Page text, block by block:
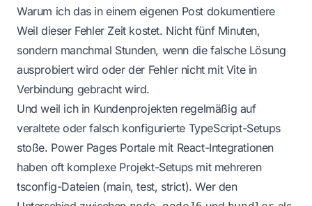
Warum ich das in einem eigenen Post dokumentiere
Weil dieser Fehler Zeit kostet. Nicht fünf Minuten,
sondern manchmal Stunden, wenn die falsche Lösung
ausprobiert wird oder der Fehler nicht mit Vite in
Verbindung gebracht wird.
Und weil ich in Kundenprojekten regelmäßig auf
veraltete oder falsch konfigurierte TypeScript-Setups
stoße. Power Pages Portale mit React-Integrationen
haben oft komplexe Projekt-Setups mit mehreren
tsconfig-Dateien (main, test, strict). Wer den